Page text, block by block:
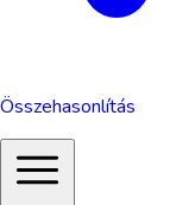
Összehasonlítás